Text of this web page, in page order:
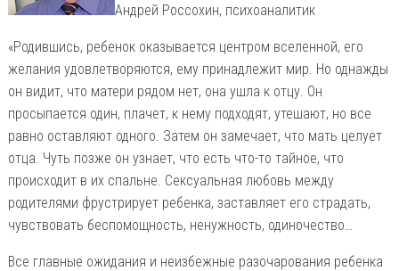
Андрей Россохин, психоаналитик
«Родившись, ребенок оказывается центром вселенной, его
желания удовлетворяются, ему принадлежит мир. Но однажды
он видит, что матери рядом нет, она ушла к отцу. Он
просыпается один, плачет, к нему подходят, утешают, но все
равно оставляют одного. Затем он замечает, что мать целует
отца. Чуть позже он узнает, что есть что-то тайное, что
происходит в их спальне. Сексуальная любовь между
родителями фрустрирует ребенка, заставляет его страдать,
чувствовать беспомощность, ненужность, одиночество…
Все главные ожидания и неизбежные разочарования ребенка